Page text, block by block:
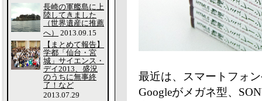
最近は、スマートフォ
Googleがメガネ型、
長崎の軍艦島に上
陸してきました
（世界遺産に推薦
へ）
2013.09.15
【まとめて報告】
学都「仙台・宮
城」サイエンス・
デイ2013、盛況
のうちに無事終
了！など
2013.07.29